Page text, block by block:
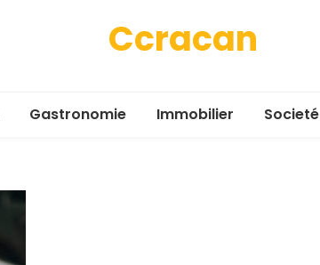
Ccracan
Gastronomie Immobilier Societé